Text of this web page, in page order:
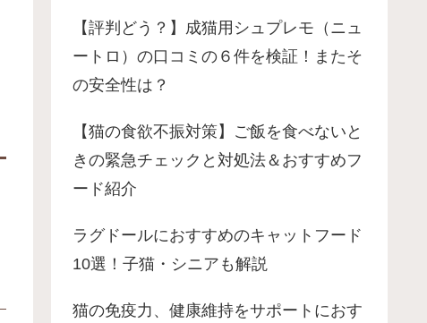
【評判どう？】成猫用シュプレモ（ニュ
ートロ）の口コミの６件を検証！またそ
の安全性は？
【猫の食欲不振対策】ご飯を食べないと
きの緊急チェックと対処法＆おすすめフ
ード紹介
ラグドールにおすすめのキャットフード
10選！子猫・シニアも解説
猫の免疫力、健康維持をサポートにおす